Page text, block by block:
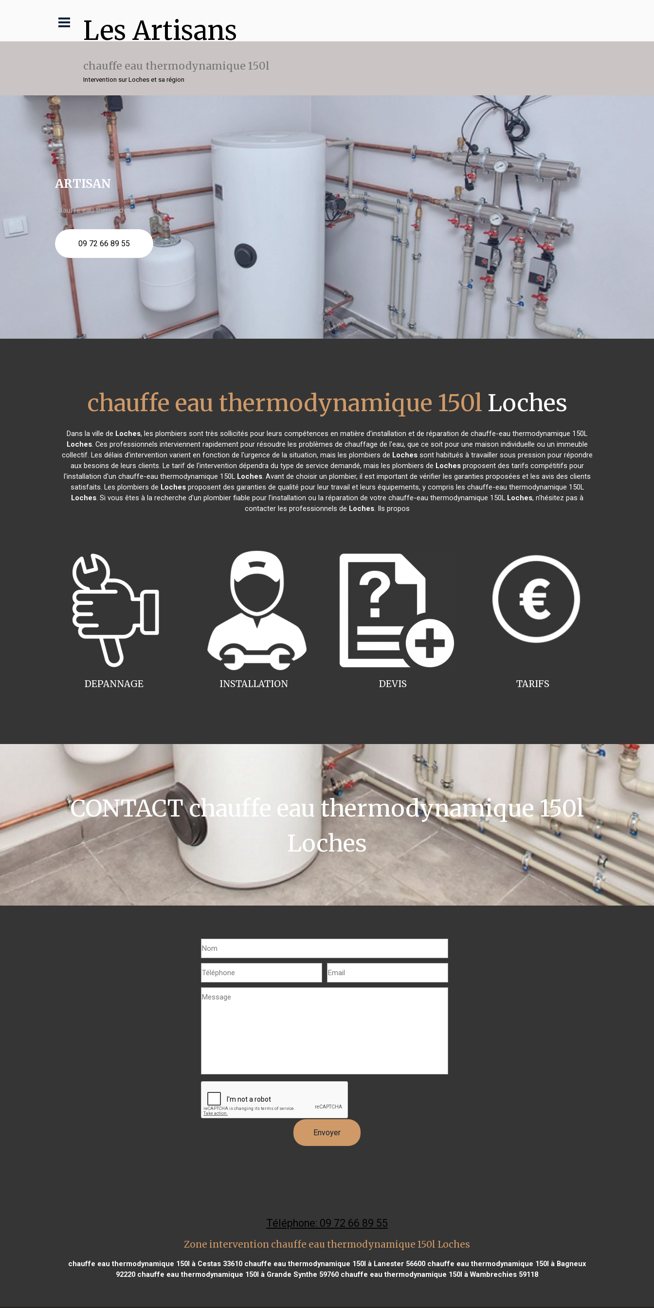
Les Artisans
chauffe eau thermodynamique 150l
Intervention sur Loches et sa région
ARTISAN
chauffe eau thermodynamique 150l Loches
09 72 66 89 55
chauffe eau thermodynamique 150l Loches
Dans la ville de Loches, les plombiers sont très sollicités pour leurs compétences en matière d'installation et de réparation de chauffe-eau thermodynamique 150L
Loches. Ces professionnels interviennent rapidement pour résoudre les problèmes de chauffage de l'eau, que ce soit pour une maison individuelle ou un immeuble
collectif. Les délais d'intervention varient en fonction de l'urgence de la situation, mais les plombiers de Lochessont habitués à travailler sous pression pour répondre
aux besoins de leurs clients. Le tarif de l'intervention dépendra du type de service demandé, mais les plombiers de Lochesproposent des tarifs compétitifs pour
l'installation d'un chauffe-eau thermodynamique 150L Loches. Avant de choisir un plombier, il est important de vérifier les garanties proposées et les avis des clients
satisfaits. Les plombiers de Lochesproposent des garanties de qualité pour leur travail et leurs équipements, y compris les chauffe-eau thermodynamique 150L
Loches. Si vous êtes à la recherche d'un plombier fiable pour l'installation ou la réparation de votre chauffe-eau thermodynamique 150L Loches, n'hésitez pas à
contacter les professionnels de Loches. Ils propos
INSTALLATION
DEPANNAGE TARIFS
DEVIS
CONTACT chauffe eau thermodynamique 150l
Loches
Téléphone: 09 72 66 89 55
Zone intervention chauffe eau thermodynamique 150l Loches
chauffe eau thermodynamique 150l à Cestas 33610 chauffe eau thermodynamique 150l à Lanester 56600 chauffe eau thermodynamique 150l à Bagneux
92220 chauffe eau thermodynamique 150l à Grande Synthe 59760 chauffe eau thermodynamique 150l à Wambrechies 59118